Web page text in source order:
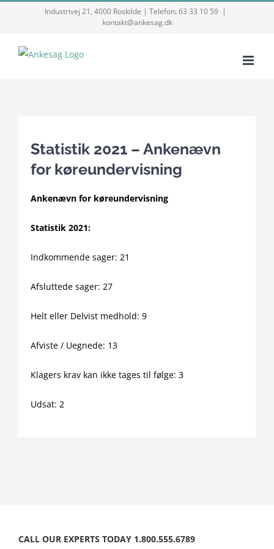
Industrivej 21, 4000 Roskilde | Telefon: 63 33 10 59 |
kontakt@ankesag.dk
Statistik 2021 – Ankenævn
for køreundervisning
Ankenævn for køreundervisning
Statistik 2021:
Indkommende sager: 21
Afsluttede sager: 27
Helt eller Delvist medhold: 9
Afviste / Uegnede: 13
Klagers krav kan ikke tages til følge: 3
Udsat: 2
CALL OUR EXPERTS TODAY 1.800.555.6789